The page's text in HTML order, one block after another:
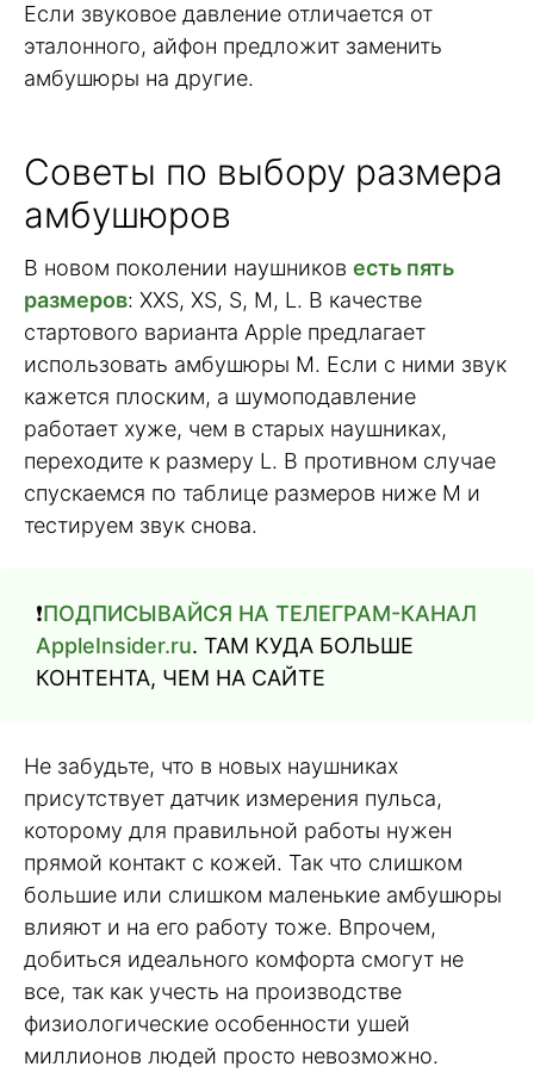
Если звуковое давление отличается от
эталонного, айфон предложит заменить
амбушюры на другие.
Советы по выбору размера
амбушюров
В новом поколении наушников есть пять
размеров: XXS, XS, S, M, L. В качестве
стартового варианта Apple предлагает
использовать амбушюры M. Если с ними звук
кажется плоским, а шумоподавление
работает хуже, чем в старых наушниках,
переходите к размеру L. В противном случае
спускаемся по таблице размеров ниже M и
тестируем звук снова.
❗️ПОДПИСЫВАЙСЯ НА ТЕЛЕГРАМ-КАНАЛ
AppleInsider.ru. ТАМ КУДА БОЛЬШЕ
КОНТЕНТА, ЧЕМ НА САЙТЕ
Не забудьте, что в новых наушниках
присутствует датчик измерения пульса,
которому для правильной работы нужен
прямой контакт с кожей. Так что слишком
большие или слишком маленькие амбушюры
влияют и на его работу тоже. Впрочем,
добиться идеального комфорта смогут не
все, так как учесть на производстве
физиологические особенности ушей
миллионов людей просто невозможно.